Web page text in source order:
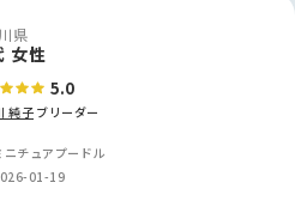
すっかり肝も据わってきて、家
れています💕
ございました。
県
女性
5.0
純子 ブリーダー
ニチュアプードル
01-19